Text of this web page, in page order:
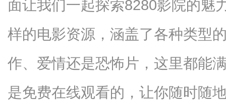
面让我们一起探索8280影院的魅
样的电影资源，涵盖了各种类型
作、爱情还是恐怖片，这里都能
是免费在线观看的，让你随时随